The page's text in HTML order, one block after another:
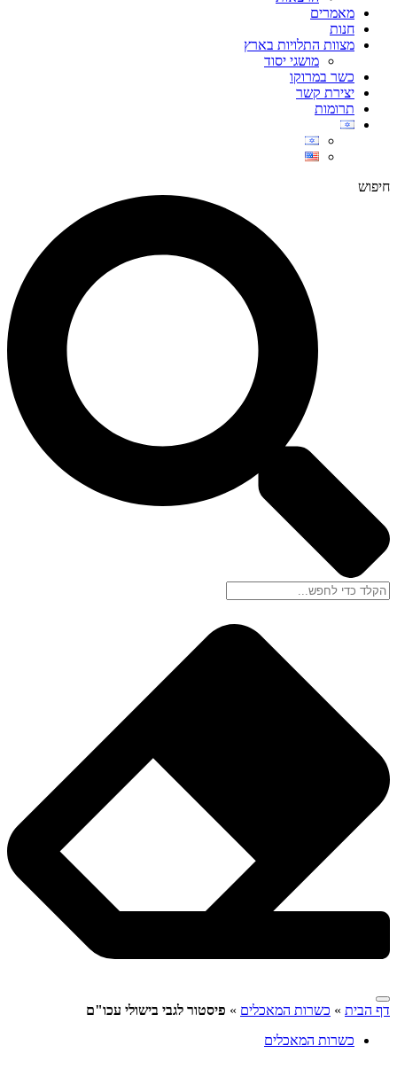
מאמרים
חנות
מצוות התלויות בארץ
מושגי יסוד
כשר במרוקו
יצירת קשר
תרומות
חיפוש
דף הבית » כשרות המאכלים » פיסטור לגבי בישולי עכו"ם
כשרות המאכלים